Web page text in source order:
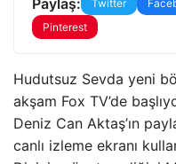
Twitter
Pinterest
Hudutsuz Sevda yeni
akşam Fox TV’de
Deniz Can Aktaş’ın
canlı izleme ekranı